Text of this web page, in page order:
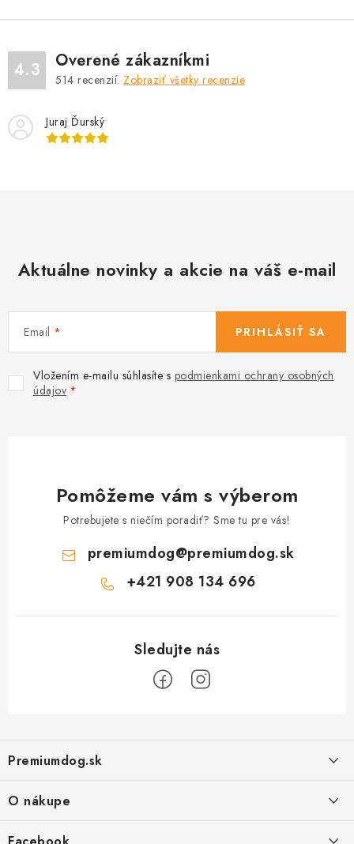
4.3 Overené zákazníkmi
514 recenzií. Zobraziť všetky recenzie
Juraj Ďurský
Aktuálne novinky a akcie na váš e-mail
Email
Vložením e-mailu súhlasíte s podmienkami ochrany osobných
údajov
PRIHLÁSIŤ SA
Pomôžeme vám s výberom
Potrebujete s niečím poradiť? Sme tu pre vás!
premiumdog@premiumdog.sk
+421 908 134 696
p
ä
Premiumdog.sk
O nákupe